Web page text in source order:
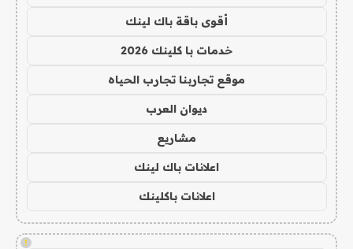
أقوى باقة باك لينك
خدمات با كلينك 2026
موقع تجاربنا تجارب الحياه
ديوان العرب
مشاريع
اعلانات باك لينك
اعلانات باكلينك
!